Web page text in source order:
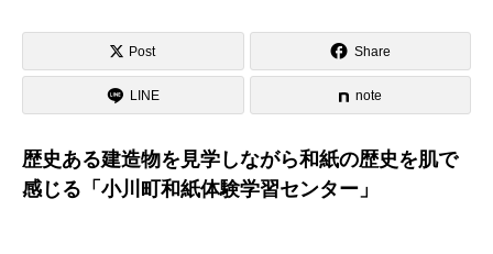
Post Share
LINE note
歴史ある建造物を見学しながら和紙の歴史を肌で
感じる「小川町和紙体験学習センター」